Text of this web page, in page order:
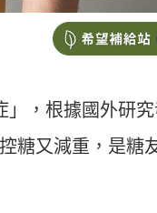
」，根據國外研
糖又減重，是糖